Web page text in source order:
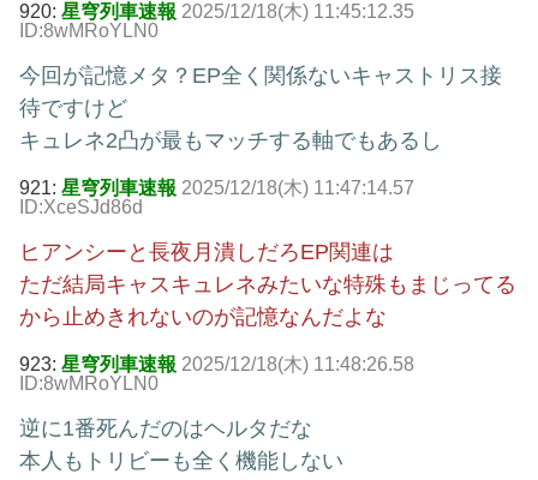
920: 星穹列車速報 2025/12/18(木) 11:45:12.35
ID:8wMRoYLN0
今回が記憶メタ？EP全く関係ないキャストリス接
待ですけど
キュレネ2凸が最もマッチする軸でもあるし
921: 星穹列車速報 2025/12/18(木) 11:47:14.57
ID:XceSJd86d
ヒアンシーと長夜月潰しだろEP関連は
ただ結局キャスキュレネみたいな特殊もまじってる
から止めきれないのが記憶なんだよな
923: 星穹列車速報 2025/12/18(木) 11:48:26.58
ID:8wMRoYLN0
逆に1番死んだのはヘルタだな
本人もトリビーも全く機能しない